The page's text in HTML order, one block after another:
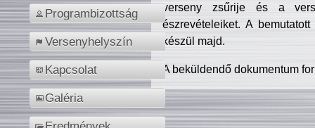
Programbizottság
Versenyhelyszín
Kapcsolat
Galéria
verseny zsűrije és a
észrevételeiket. A
készül majd.
A beküldendő dokumentum